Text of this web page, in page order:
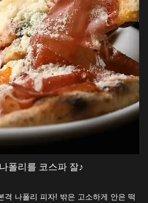
폴리를 코스파 잘♪
격 나폴리 피자! 밖은 고소하게 안은 떡